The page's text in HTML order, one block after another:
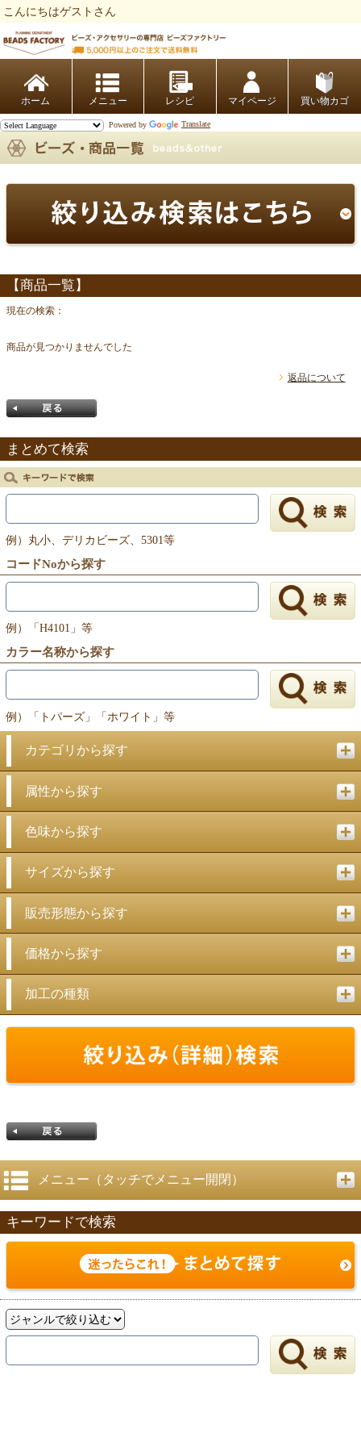
こんにちはゲストさん
ホーム レシピ マイページ 買い物カゴ
Powered by Translate
【商品一覧】
現在の検索：
商品が見つかりませんでした
返品について
戻る
まとめて検索
例）丸小、デリカビーズ、5301等
コードNoから探す
例）「H4101」等
カラー名称から探す
例）「トパーズ」「ホワイト」等
カテゴリから探す
属性から探す
色味から探す
サイズから探す
販売形態から探す
価格から探す
加工の種類
戻る
メニュー（タッチでメニュー開閉）
キーワードで検索